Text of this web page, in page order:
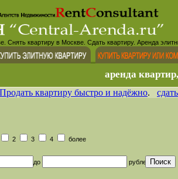
Снять квартиру в Москве. Сдать квартиру. Аренда
аренда
Продать квартиру быстро и надёжно.
2 3 4
более
до рублей